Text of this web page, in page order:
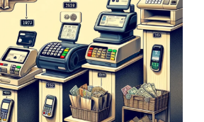
la gestión de efectivo en
minorista
Cajas de cobro automático